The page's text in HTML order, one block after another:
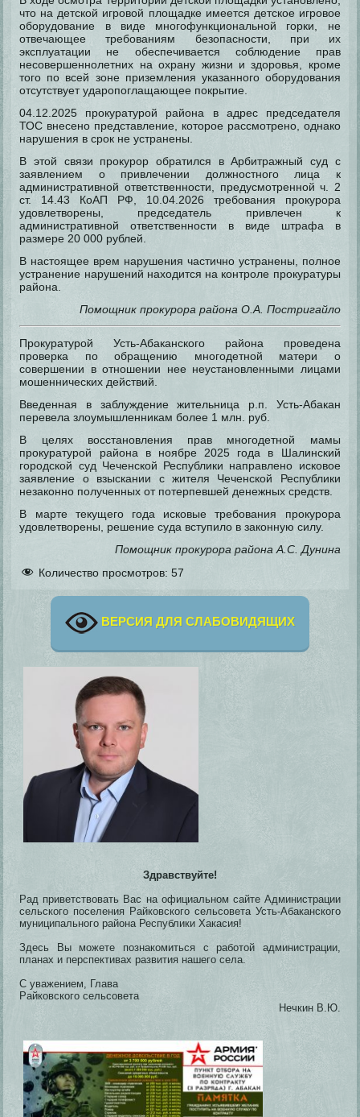
что на детской игровой площадке имеется детское игровое
оборудование в виде многофункциональной горки, не
отвечающее требованиям безопасности, при их
эксплуатации не обеспечивается соблюдение прав
несовершеннолетних на охрану жизни и здоровья, кроме
того по всей зоне приземления указанного оборудования
отсутствует ударопоглащающее покрытие.
04.12.2025 прокуратурой района в адрес председателя
ТОС внесено представление, которое рассмотрено, однако
нарушения в срок не устранены.
В этой связи прокурор обратился в Арбитражный суд с
заявлением о привлечении должностного лица к
административной ответственности, предусмотренной ч. 2
ст. 14.43 КоАП РФ, 10.04.2026 требования прокурора
удовлетворены, председатель привлечен к
административной ответственности в виде штрафа в
размере 20 000 рублей.
В настоящее врем нарушения частично устранены, полное
устранение нарушений находится на контроле прокуратуры
района.
Помощник прокурора района О.А. Постригайло
Прокуратурой Усть-Абаканского района проведена
проверка по обращению многодетной матери о
совершении в отношении нее неустановленными лицами
мошеннических действий.
Введенная в заблуждение жительница р.п. Усть-Абакан
перевела злоумышленникам более 1 млн. руб.
В целях восстановления прав многодетной мамы
прокуратурой района в ноябре 2025 года в Шалинский
городской суд Чеченской Республики направлено исковое
заявление о взыскании с жителя Чеченской Республики
незаконно полученных от потерпевшей денежных средств.
В марте текущего года исковые требования прокурора
удовлетворены, решение суда вступило в законную силу.
Помощник прокурора района А.С. Дунина
Количество просмотров: 57
ВЕРСИЯ ДЛЯ СЛАБОВИДЯЩИХ
Здравствуйте!
Рад приветствовать Вас на официальном сайте Администрации
сельского поселения Райковского сельсовета Усть-Абаканского
муниципального района Республики Хакасия!
Здесь Вы можете познакомиться с работой администрации,
планах и перспективах развития нашего села.
С уважением, Глава
Райковского сельсовета
Нечкин В.Ю.